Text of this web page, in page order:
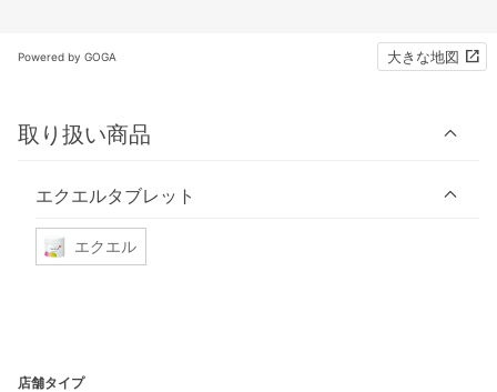
Powered by GOGA 大きな地図
取り扱い商品
エクエルタブレット
エクエル
店舗タイプ